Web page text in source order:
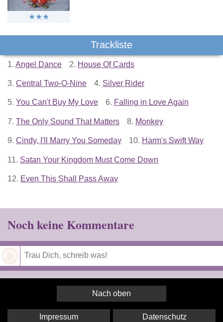
Trackliste
1. Angel Dance 2. House Of Cards
3. Central Two-O-Nine 4. Silver Rider
5. You Can't Buy My Love 6. Falling in Love Again
7. The Only Sound That Matters 8. Monkey
9. Cindy, I'll Marry You Someday 10. Harm's Swift Way
11. Satan Your Kingdom Must Come Down
12. Even This Shall Pass Away
Noch keine Kommentare
Nach oben
Impressum Datenschutz